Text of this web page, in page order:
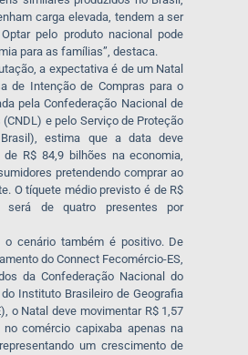
carga elevada, tendem a ser
pelo produto nacional pode
para as famílias”, destaca.
a expectativa é de um Natal
de Intenção de Compras para o
pela Confederação Nacional de
e pelo Serviço de Proteção
estima que a data deve
de R$ 84,9 bilhões na economia,
pretendendo comprar ao
O tíquete médio previsto é de R$
de quatro presentes por
o cenário também é positivo. De
do Connect Fecomércio-ES,
da Confederação Nacional do
Instituto Brasileiro de Geografia
o Natal deve movimentar R$ 1,57
no comércio capixaba apenas na
um crescimento de